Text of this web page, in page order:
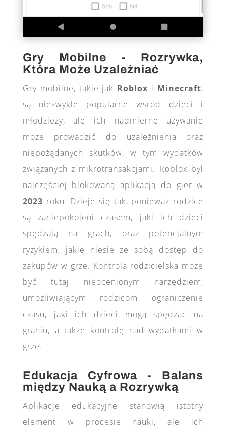
Gry Mobilne - Rozrywka,
Która Może Uzależniać
Gry mobilne, takie jak Roblox i Minecraft,
są niezwykle popularne wśród dzieci i
młodzieży, ale ich nadmierne używanie
może prowadzić do uzależnienia oraz
niepożądanych skutków, w tym wydatków
związanych z mikrotransakcjami. Roblox był
najczęściej blokowaną aplikacją do gier w
2023 roku​. Dzieje się tak, ponieważ rodzice
są zaniepokojeni czasem, jaki ich dzieci
spędzają na grach, oraz potencjalnym
ryzykiem, jakie niesie ze sobą dostęp do
zakupów w grze. Kontrola rodzicielska może
być tutaj nieocenionym narzędziem,
umożliwiającym rodzicom ograniczenie
czasu, jaki ich dzieci mogą spędzać na
graniu, a także kontrolę nad wydatkami w
grze.
Edukacja Cyfrowa - Balans
między Nauką a Rozrywką
Aplikacje edukacyjne stanowią istotny
element w procesie nauki, ale ich